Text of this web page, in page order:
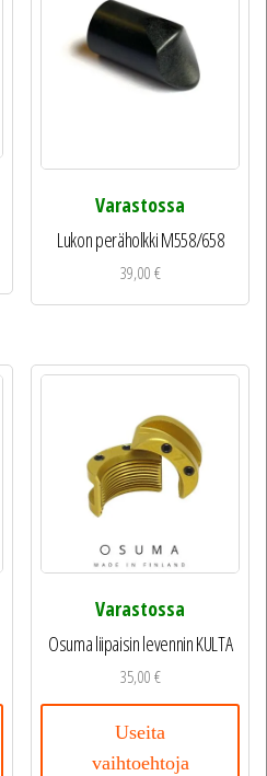
Varastossa
Lukon peräholkki M558/658
39,00€
Varastossa
Osuma liipaisin levennin KULTA
35,00€
Useita
vaihtoehtoja